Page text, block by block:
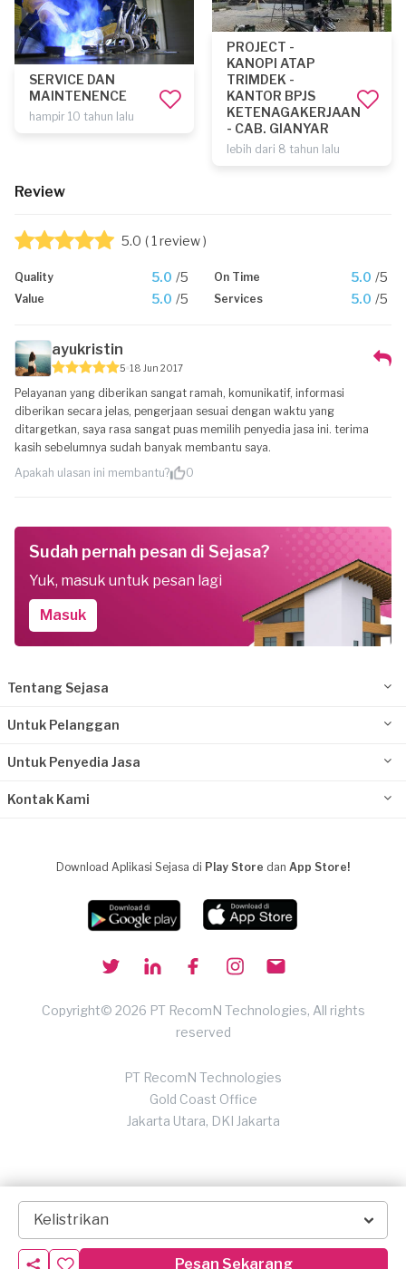
SERVICE DAN
MAINTENENCE
hampir 10 tahun lalu
PROJECT -
KANOPI ATAP
TRIMDEK -
KANTOR BPJS
KETENAGAKERJAAN
- CAB. GIANYAR
lebih dari 8 tahun lalu
Review
5.0 ( 1 review )
Quality 5.0 /5 On Time 5.0 /5
Value 5.0 /5 Services 5.0 /5
ayukristin
5 18 Jun 2017
Pelayanan yang diberikan sangat ramah, komunikatif, informasi
diberikan secara jelas, pengerjaan sesuai dengan waktu yang
ditargetkan, saya rasa sangat puas memilih penyedia jasa ini. terima
kasih sebelumnya sudah banyak membantu saya.
Apakah ulasan ini membantu?
0
Kelistrikan
Pesan Sekarang
Sudah pernah pesan di Sejasa?
Yuk, masuk untuk pesan lagi
Masuk
Tentang Sejasa
Untuk Pelanggan
Untuk Penyedia Jasa
Kontak Kami
Download Aplikasi Sejasa di Play Store dan App Store!
Copyright© 2026 PT RecomN Technologies, All rights
reserved
PT RecomN Technologies
Gold Coast Office
Jakarta Utara, DKI Jakarta